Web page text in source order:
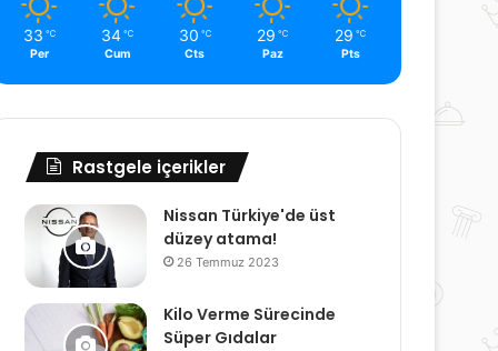
33 ℃
Per
34 ℃
Cum
30 ℃
Cts
29 ℃
Paz
29 ℃
Pts
Rastgele içerikler
Nissan Türkiye'de üst
düzey atama!
26 Temmuz 2023
Kilo Verme Sürecinde
Süper Gıdalar